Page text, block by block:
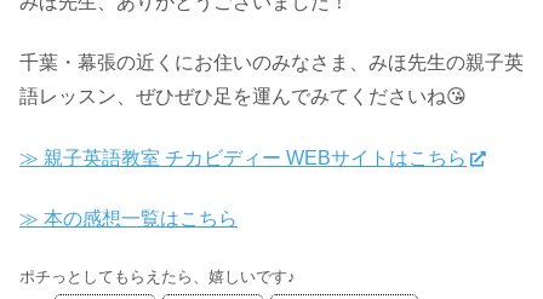
千葉・幕張の近くにお住いのみなさま、みほ先生の親子英
語レッスン、ぜひぜひ足を運んでみてくださいね😘
≫ 親子英語教室 チカビディー WEBサイトはこちら
≫ 本の感想一覧はこちら
ポチっとしてもらえたら、嬉しいです♪